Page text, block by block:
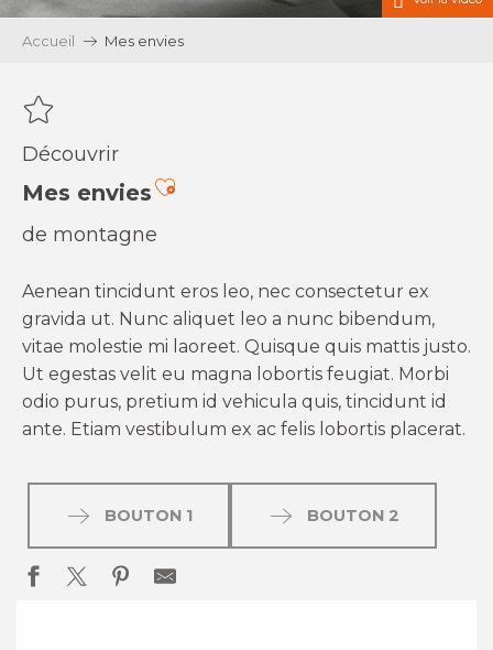
Accueil Mes envies
Découvrir
Mes enviesAjouter aux favoris
de montagne
Aenean tincidunt eros leo, nec consectetur ex
gravida ut. Nunc aliquet leo a nunc bibendum,
vitae molestie mi laoreet. Quisque quis mattis justo.
Ut egestas velit eu magna lobortis feugiat. Morbi
odio purus, pretium id vehicula quis, tincidunt id
ante. Etiam vestibulum ex ac felis lobortis placerat.
BOUTON 1 BOUTON 2